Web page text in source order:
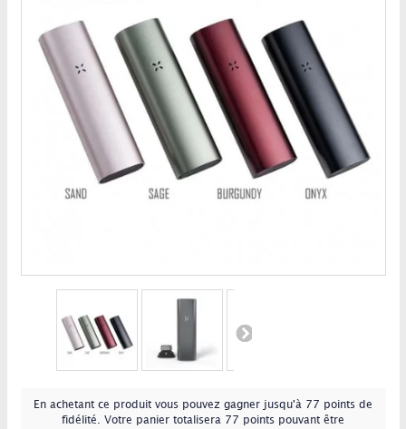
En achetant ce produit vous pouvez gagner jusqu'à 77 points de
fidélité . Votre panier totalisera 77 points pouvant être